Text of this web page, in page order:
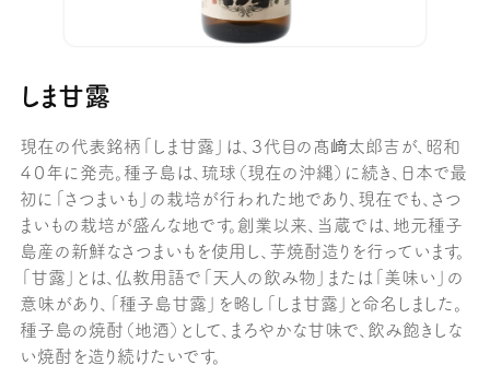
しま甘露
現在の代表銘柄「しま甘露」は、３代目の髙﨑太郎吉が、昭和
４０年に発売。種子島は、琉球（現在の沖縄）に続き、日本で最
初に「さつまいも」の栽培が行われた地であり、現在でも、さつ
まいもの栽培が盛んな地です。創業以来、当蔵では、地元種子
島産の新鮮なさつまいもを使用し、芋焼酎造りを行っています。
「甘露」とは、仏教用語で「天人の飲み物」または「美味い」の
意味があり、「種子島甘露」を略し「しま甘露」と命名しました。
種子島の焼酎（地酒）として、まろやかな甘味で、飲み飽きしな
い焼酎を造り続けたいです。